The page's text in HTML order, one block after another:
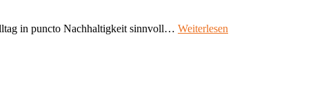
in puncto Nachhaltigkeit sinnvoll… Weiterlesen